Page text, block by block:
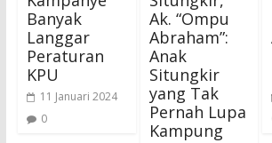
Banyak
Langgar
Peraturan
KPU
11 Januari 2024
0
Ak. “Ompu
Abraham”:
Anak
Situngkir
yang Tak
Pernah Lupa
Kampung